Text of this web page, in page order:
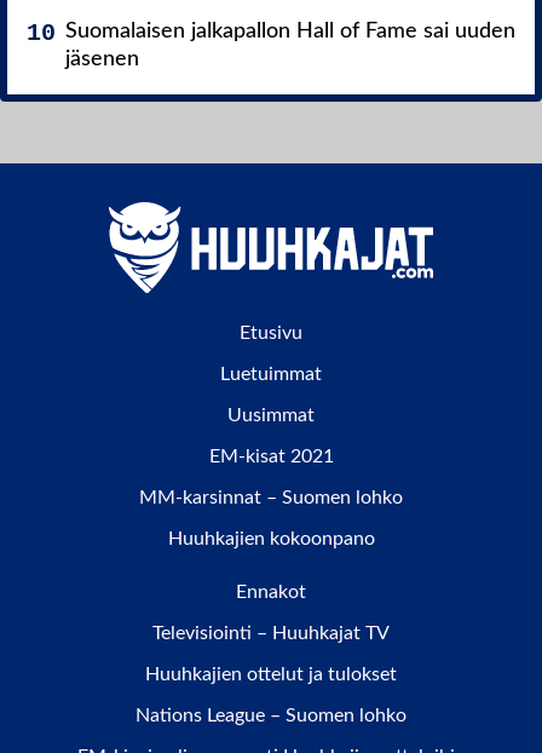
Suomalaisen jalkapallon Hall of Fame sai uuden
jäsenen
Etusivu
Luetuimmat
Uusimmat
EM-kisat 2021
MM-karsinnat – Suomen lohko
Huuhkajien kokoonpano
Ennakot
Televisiointi – Huuhkajat TV
Huuhkajien ottelut ja tulokset
Nations League – Suomen lohko